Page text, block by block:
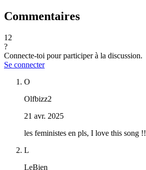
Commentaires
12
?
Connecte-toi pour participer à la discussion.
Se connecter
O
Olfbizz2
21 avr. 2025
les feministes en pls, I love this song !!
L
LeBien